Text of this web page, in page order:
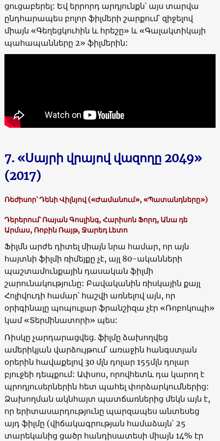
ցուցաբերել: Եվ երրորդ արդյունքն՝ այս տարվա
ընդհարապես բոլոր ֆիլմերի շարքում՝ զիջելով
միայն «Գեղեցկուհին և հրեշը» և «Գալակտիկայի
պահապանները 2» ֆիլմերին:
7. «Սայրի վրայով վազողը 2049»
(2017)
Ռեժիսոր՝ Դենի Վիլնյով («Ժամանում», «Պատանդները»)
Դերերում՝ Ռայան Գոսլինգ, Հարիսոն Ֆորդ, Անա դե
Արմաս, Ռոբին Ռայթ, Ջարեդ Լետո
Ֆիլմն արժե դիտել միայն նրա համար, որ այն
հայտնի ֆիլմի ռիմեյքը չէ, այլ 80-ականների
պաշտամունքային դասական ֆիլմի
շարունակությունը: Բավականին ռիսկային քայլ
Հոլիվուդի համար՝ հաշվի առնելով այն, որ
օրիգինալը պոպուլյար ֆրանշիզա չէր «Ռոբոկոպի»
կամ «Տերմինատորի» պես:
Ռիսկը չարդարացվեց. ֆիլմը ձախողվեց
ամերիկյան վարձույթում՝ առաջին հանգստյան
օրերին հավաքելով 30 մլն դոլար 155մլն դոլար
բյուջեի դեպքում: Ափսոս, որովհետև դա կարող է
պրոդյուսերներին հետ պահել փորձարկումներից:
Ձախողման ակնհայտ պատճառներից մեկն այն է,
որ երիտասարդությունը պարզապես անտեսեց
այդ ֆիլմը (վիճակագրության համաձայն՝ 25
տարեկանից ցածր հանդիսատեսի միայն 14% էր